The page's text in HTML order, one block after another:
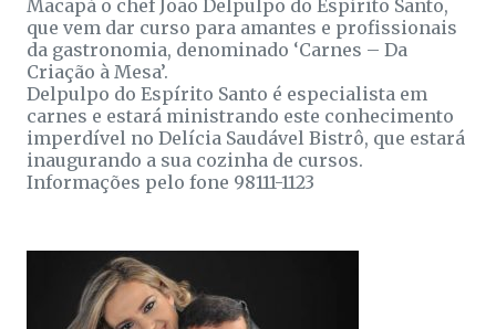
Macapá o chef Joao Delpulpo do Espírito Santo,
que vem dar curso para amantes e profissionais
da gastronomia, denominado ‘Carnes – Da
Criação à Mesa’.
Delpulpo do Espírito Santo é especialista em
carnes e estará ministrando este conhecimento
imperdível no Delícia Saudável Bistrô, que estará
inaugurando a sua cozinha de cursos.
Informações pelo fone 98111-1123